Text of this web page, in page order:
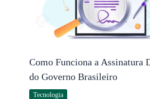
Como Funciona a Assinatura
do Governo Brasileiro
Tecnologia